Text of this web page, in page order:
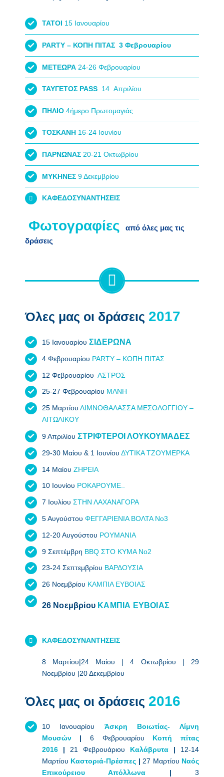
ΤΑΤΟΙ 15 Ιανουαρίου
PARTY – ΚΟΠΗ ΠΙΤΑΣ 3 Φεβρουαρίου
ΜΕΤΕΩΡΑ24-26 Φεβρουαρίου
ΤΑΥΓΕΤΟΣ PASS14 Απριλίου
ΠΗΛΙΟ4ήμερο Πρωτομαγιάς
ΤΟΣΚΑΝΗ16-24 Ιουνίου
ΠΑΡΝΩΝΑΣ20-21 Οκτωβρίου
ΜΥΚΗΝΕΣ9 Δεκεμβρίου
ΚΑΦΕΔΟΣΥΝΑΝΤΗΣΕΙΣ
από όλες μας τις
δράσεις
Όλες μας οι δράσεις
15 Ιανουαρίου ΣΙΔΕΡΩΝΑ
4 Φεβρουαρίου PARTY – ΚΟΠΗ ΠΙΤΑΣ
12 Φεβρουαρίου ΑΣΤΡΟΣ
25-27 Φεβρουαρίου ΜΑΝΗ
25 Μαρτίου ΛΙΜΝΟΘΑΛΑΣΣΑ ΜΕΣΟΛΟΓΓΙΟΥ –
ΑΙΤΩΛΙΚΟΥ
9 Απριλίου ΣΤΡΙΦΤΕΡΟΙ ΛΟΥΚΟΥΜΑΔΕΣ
29-30 Μαίου & 1 Ιουνίου ΔΥΤΙΚΑ ΤΖΟΥΜΕΡΚΑ
14 Μαίου ΖΗΡΕΙΑ
10 Ιουνίου ΡΟΚΑΡΟΥΜΕ..
7 Ιουλίου ΣΤΗΝ ΛΑΧΑΝΑΓΟΡΑ
5 Αυγούστου ΦΕΓΓΑΡΙΕΝΙΑ ΒΟΛΤΑ Νο3
12-20 Αυγούστου ΡΟΥΜΑΝΙΑ
9 Σεπτέμβρη BBQ ΣΤΟ ΚΥΜΑ Νο2
23-24 Σεπτεμβρίου ΒΑΡΔΟΥΣΙΑ
26 Νοεμβρίου ΚΑΜΠΙΑ ΕΥΒΟΙΑΣ
26 Νοεμβρίου ΚΑΜΠΙΑ ΕΥΒΟΙΑΣ
ΚΑΦΕΔΟΣΥΝΑΝΤΗΣΕΙΣ
8 Μαρτίου|24 Μαίου | 4 Οκτωβρίου | 29
Νοεμβρίου |20 Δεκεμβρίου
Όλες μας οι δράσεις
10 Ιανουαρίου
Άσκρη Βοιωτίας- Λίμνη
Μουσών| 6 Φεβρουαρίου
Κοπή πίτας
2016| 21 Φεβρουάριου Καλάβρυτα| 12-14
Μαρτίου Καστοριά-Πρέσπες | 27 Μαρτίου Ναός
Επικούρειου Απόλλωνα |3